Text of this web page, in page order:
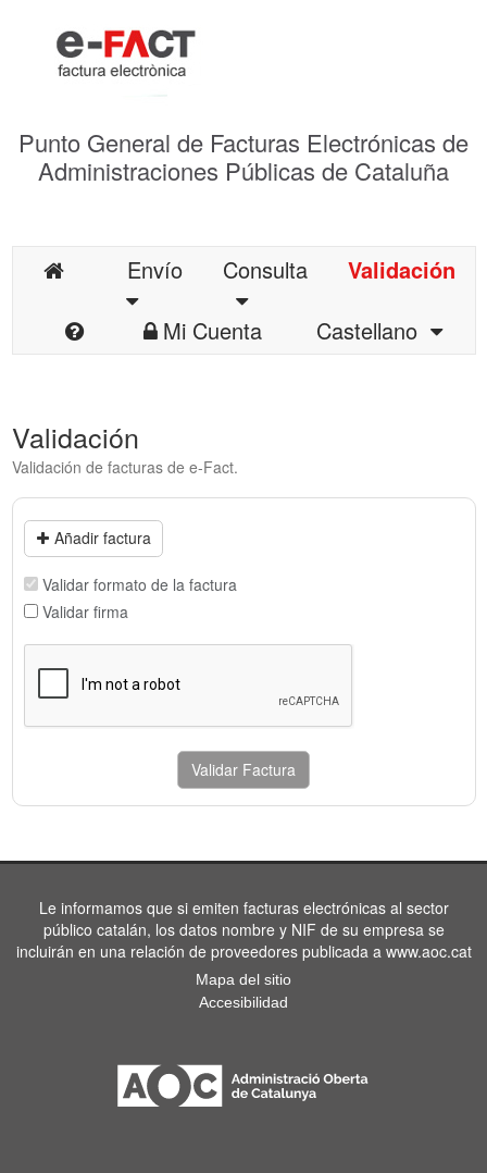
Punto General de Facturas Electrónicas de
Administraciones Públicas de Cataluña
Envío Consulta
Validación
Mi Cuenta
Castellano
Validación
Validación de facturas de e-Fact.
Añadir factura
Validar formato de la factura
Validar firma
Validar Factura
Le informamos que si emiten facturas electrónicas al sector
público catalán, los datos nombre y NIF de su empresa se
incluirán en una relación de proveedores publicada a www.aoc.cat
Mapa del sitio
Accesibilidad